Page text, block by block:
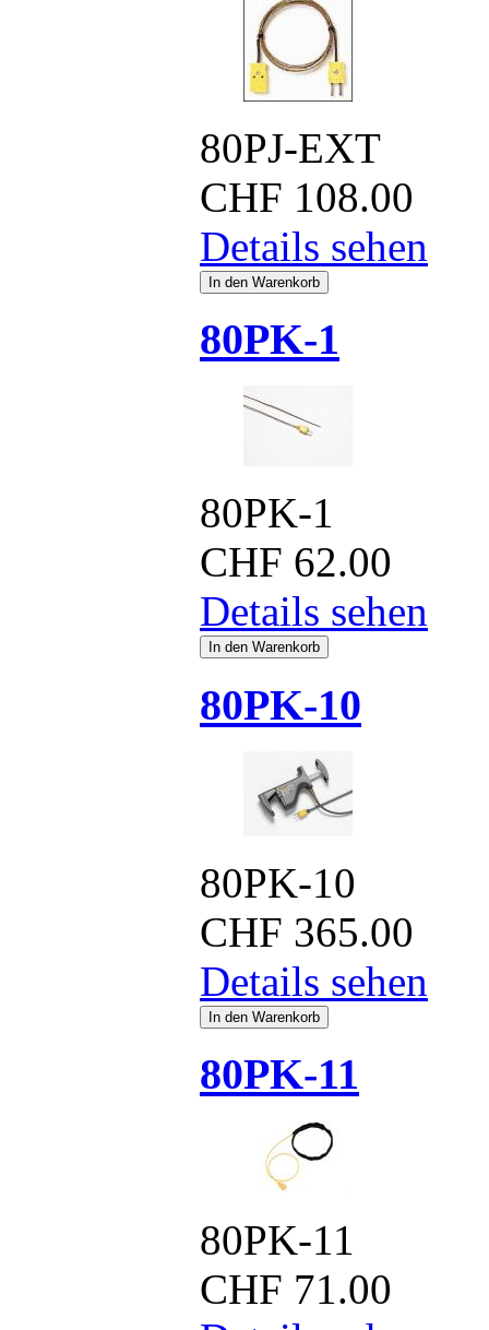
80PJ-EXT
CHF 108.00
Details sehen
80PK-1
80PK-1
CHF 62.00
Details sehen
80PK-10
80PK-10
CHF 365.00
Details sehen
80PK-11
80PK-11
CHF 71.00